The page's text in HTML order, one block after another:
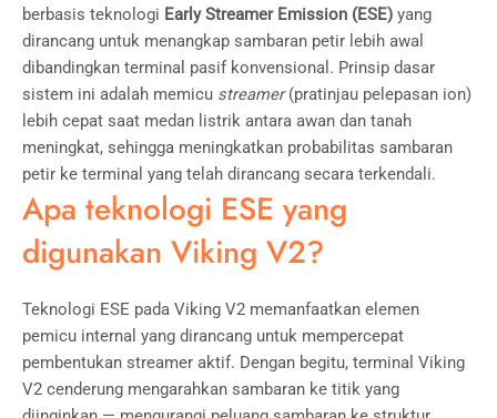
berbasis teknologi Early Streamer Emission (ESE) yang
dirancang untuk menangkap sambaran petir lebih awal
dibandingkan terminal pasif konvensional. Prinsip dasar
sistem ini adalah memicu streamer(pratinjau pelepasan ion)
lebih cepat saat medan listrik antara awan dan tanah
meningkat, sehingga meningkatkan probabilitas sambaran
petir ke terminal yang telah dirancang secara terkendali.
Apa teknologi ESE yang
digunakan Viking V2?
Teknologi ESE pada Viking V2 memanfaatkan elemen
pemicu internal yang dirancang untuk mempercepat
pembentukan streamer aktif. Dengan begitu, terminal Viking
V2 cenderung mengarahkan sambaran ke titik yang